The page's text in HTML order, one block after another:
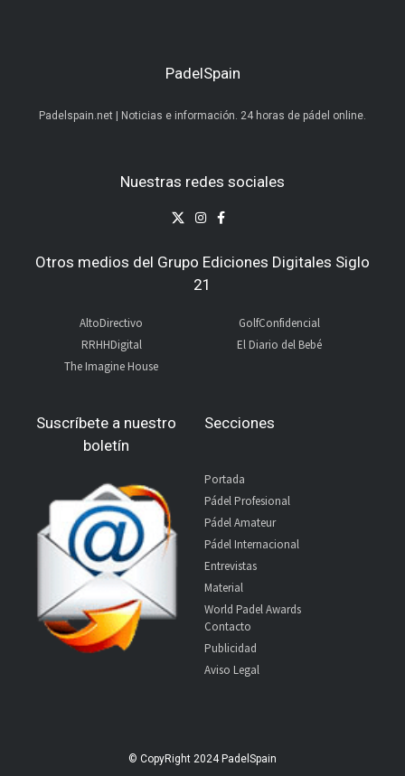
PadelSpain
Padelspain.net | Noticias e información. 24 horas de pádel online.
Nuestras redes sociales
Otros medios del Grupo Ediciones Digitales Siglo
21
AltoDirectivo
RRHHDigital
The Imagine House
GolfConfidencial
El Diario del Bebé
Suscríbete a nuestro
boletín
Secciones
Portada
Pádel Profesional
Pádel Amateur
Pádel Internacional
Entrevistas
Material
World Padel Awards
Contacto
Publicidad
Aviso Legal
© CopyRight 2024 PadelSpain